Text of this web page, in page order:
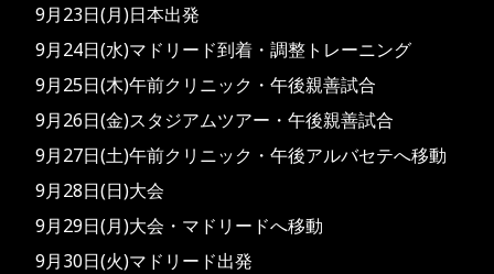
9⽉23⽇(⽉)⽇本出発
9⽉24⽇(⽔)マドリード到着・調整トレーニング
9⽉25⽇(⽊)午前クリニック・午後親善試合
9⽉26⽇(⾦)スタジアムツアー・午後親善試合
9⽉27⽇(⼟)午前クリニック・午後アルバセテへ移動
9⽉28⽇(⽇)⼤会
9⽉29⽇(⽉)⼤会・マドリードへ移動
9⽉30⽇(⽕)マドリード出発